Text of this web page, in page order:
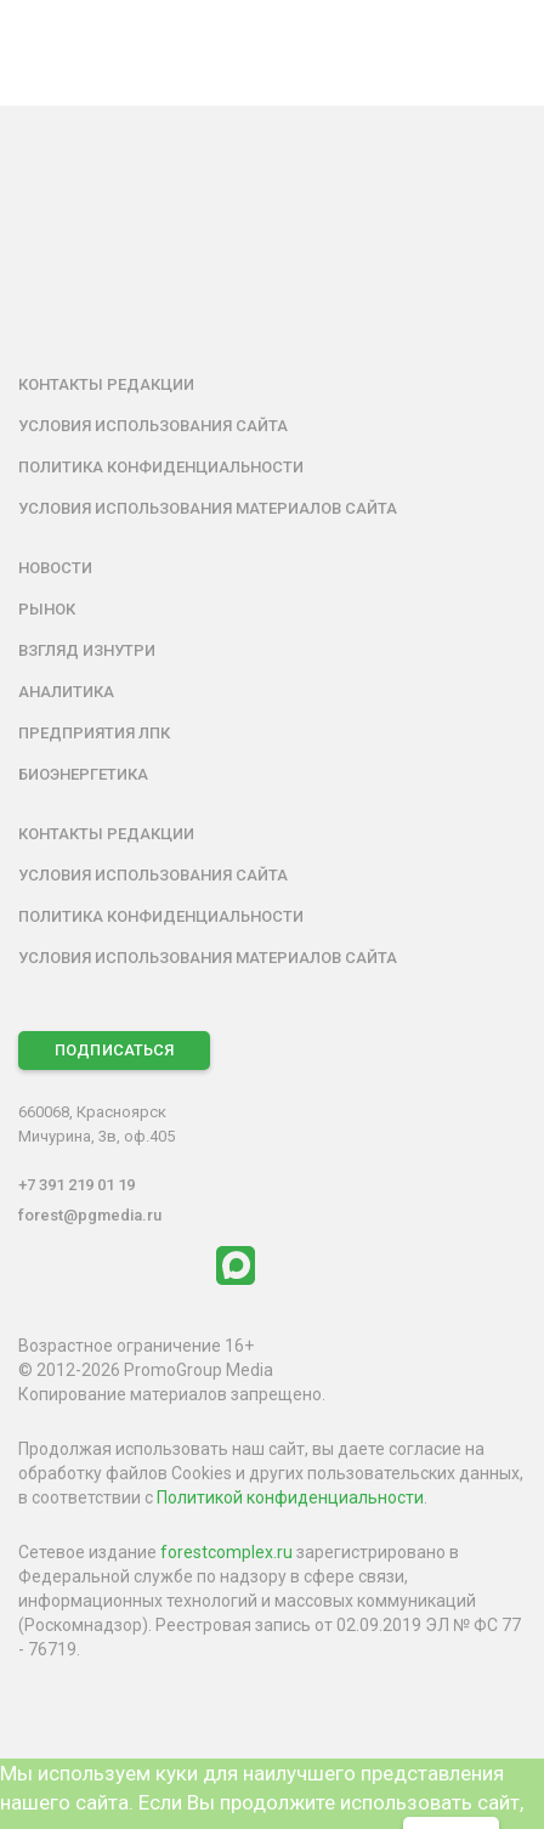
КОНТАКТЫ РЕДАКЦИИ
УСЛОВИЯ ИСПОЛЬЗОВАНИЯ САЙТА
ПОЛИТИКА КОНФИДЕНЦИАЛЬНОСТИ
УСЛОВИЯ ИСПОЛЬЗОВАНИЯ МАТЕРИАЛОВ САЙТА
НОВОСТИ
РЫНОК
ВЗГЛЯД ИЗНУТРИ
АНАЛИТИКА
ПРЕДПРИЯТИЯ ЛПК
БИОЭНЕРГЕТИКА
КОНТАКТЫ РЕДАКЦИИ
УСЛОВИЯ ИСПОЛЬЗОВАНИЯ САЙТА
ПОЛИТИКА КОНФИДЕНЦИАЛЬНОСТИ
УСЛОВИЯ ИСПОЛЬЗОВАНИЯ МАТЕРИАЛОВ САЙТА
ПОДПИСАТЬСЯ
660068, Красноярск
Мичурина, 3в, оф.405
+7 391 219 01 19
forest@pgmedia.ru
Возрастное ограничение 16+
© 2012-2026 PromoGroup Media
Копирование материалов запрещено.
Продолжая использовать наш сайт, вы даете согласие на
обработку файлов Cookies и других пользовательских данных,
в соответствии с Политикой конфиденциальности.
Сетевое издание forestcomplex.ru зарегистрировано в
Федеральной службе по надзору в сфере связи,
информационных технологий и массовых коммуникаций
(Роскомнадзор). Реестровая запись от 02.09.2019 ЭЛ № ФС 77
- 76719.
Мы используем куки для наилучшего представления
нашего сайта. Если Вы продолжите использовать сайт,